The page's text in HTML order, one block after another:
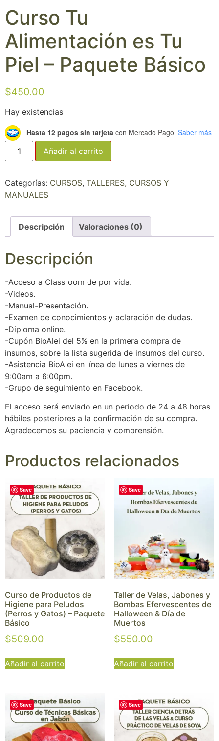
Curso Tu
Alimentación es Tu
Piel – Paquete Básico
$450.00
Hay existencias
Hasta 12 pagos sin tarjeta con Mercado Pago. Saber más
Añadir al carrito
Categorías: CURSOS, TALLERES, CURSOS Y
MANUALES
Descripción Valoraciones (0)
Descripción
-Acceso a Classroom de por vida.
-Videos.
-Manual-Presentación.
-Examen de conocimientos y aclaración de dudas.
-Diploma online.
-Cupón BioAlei del 5% en la primera compra de
insumos, sobre la lista sugerida de insumos del curso.
-Asistencia BioAlei en línea de lunes a viernes de
9:00am a 6:00pm.
-Grupo de seguimiento en Facebook.
El acceso será enviado en un periodo de 24 a 48 horas
hábiles posteriores a la confirmación de su compra.
Agradecemos su paciencia y comprensión.
Productos relacionados
Save
Curso de Productos de
Higiene para Peludos
(Perros y Gatos) – Paquete
Básico
$509.00
Añadir al carrito
Save
Taller de Velas, Jabones y
Bombas Efervescentes de
Halloween & Día de
Muertos
$550.00
Añadir al carrito
Save Save